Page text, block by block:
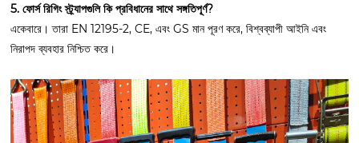
5. ফোর্স রিগিং স্ট্র্যাপগুলি কি প্রবিধানের সাথে সঙ্গতিপূর্ণ?
একেবারে। তারা EN 12195-2, CE, এবং GS মান পূরণ করে, বিশ্বব্যাপী আইনি এবং
নিরাপদ ব্যবহার নিশ্চিত করে।